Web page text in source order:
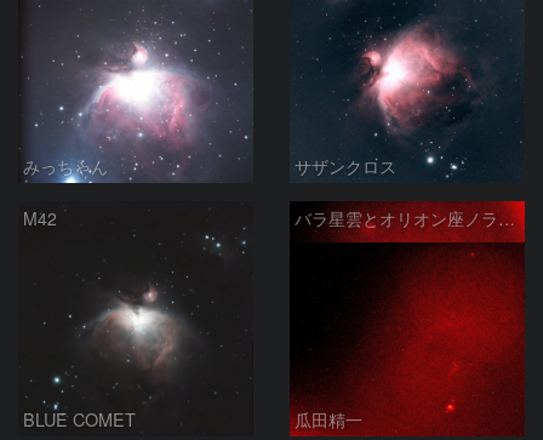
みっちゃん サザンクロス
M42
BLUE COMET
バラ星雲とオリオン座ノラマ50mm
瓜田精一